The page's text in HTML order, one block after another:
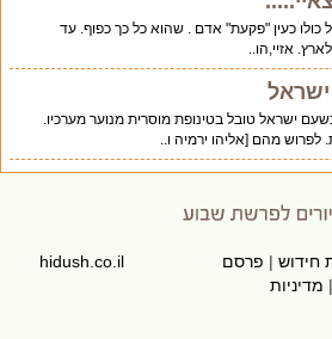
כעין "פקעת" אדם . שהוא כל כך כפוף. עד
אזיי,הו..
ישראל טובל בטינופת מוסרית מנוער מערכיו.
מהם [אליהו ירמיה ו..
|פרסם
hidush.co.il